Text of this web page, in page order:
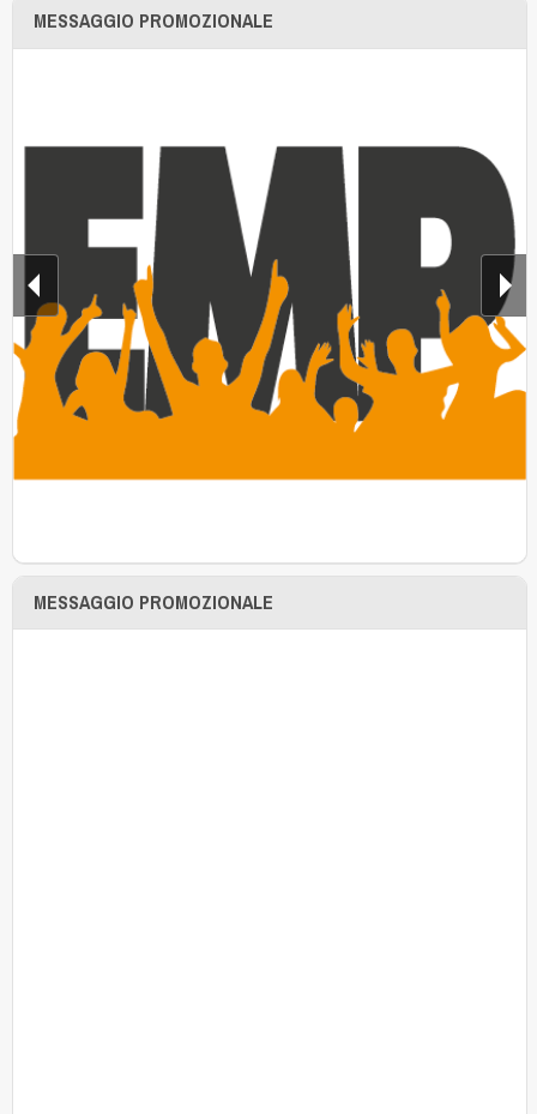
MESSAGGIO PROMOZIONALE
MESSAGGIO PROMOZIONALE